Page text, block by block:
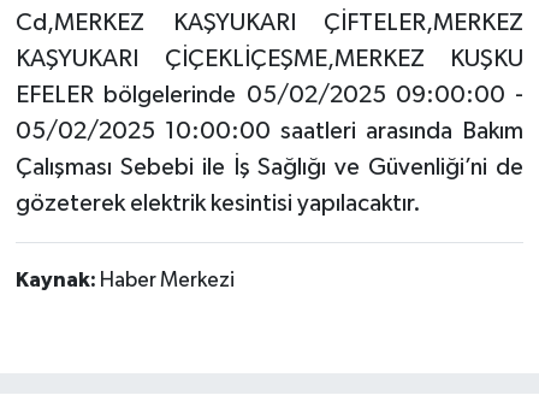
Cd,MERKEZ KAŞYUKARI ÇİFTELER,MERKEZ
KAŞYUKARI ÇİÇEKLİÇEŞME,MERKEZ KUŞKU
EFELER bölgelerinde 05/02/2025 09:00:00 -
05/02/2025 10:00:00 saatleri arasında Bakım
Çalışması Sebebi ile İş Sağlığı ve Güvenliği’ni de
gözeterek elektrik kesintisi yapılacaktır.
Kaynak: Haber Merkezi